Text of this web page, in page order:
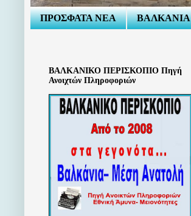
ΠΡΟΣΦΑΤΑ ΝΕΑ ΒΑΛΚΑΝΙΑ
ΒΑΛΚΑΝΙΚΟ ΠΕΡΙΣΚΟΠΙΟ Πηγή
Ανοιχτών Πληροφοριών